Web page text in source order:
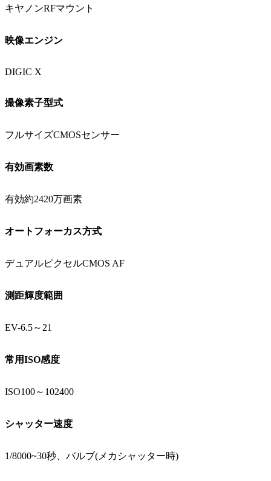
キヤノンRFマウント
映像エンジン
DIGIC X
撮像素子型式
フルサイズCMOSセンサー
有効画素数
有効約2420万画素
オートフォーカス方式
デュアルピクセルCMOS AF
測距輝度範囲
EV-6.5～21
常用ISO感度
ISO100～102400
シャッター速度
1/8000~30秒、バルブ(メカシャッター時)